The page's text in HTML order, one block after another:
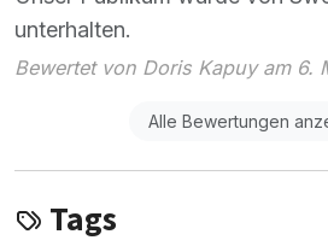
unterhalten.
Bewertet von Doris Kapuy am 6.
Alle Bewertungen
Tags